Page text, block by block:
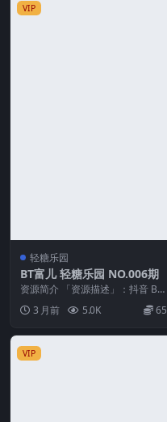
VIP
轻糖乐园
BT富儿 轻糖乐园 NO.006期
资源简介 「资源描述」：抖音 BT
富儿 轻糖乐园 NO.006期 【26P】
「...3 月前 5.0K 65
VIP